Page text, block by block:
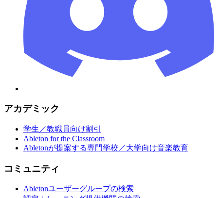
アカデミック
学生／教職員向け割引
Ableton for the Classroom
Abletonが提案する専門学校／大学向け音楽教育
コミュニティ
Abletonユーザーグループの検索